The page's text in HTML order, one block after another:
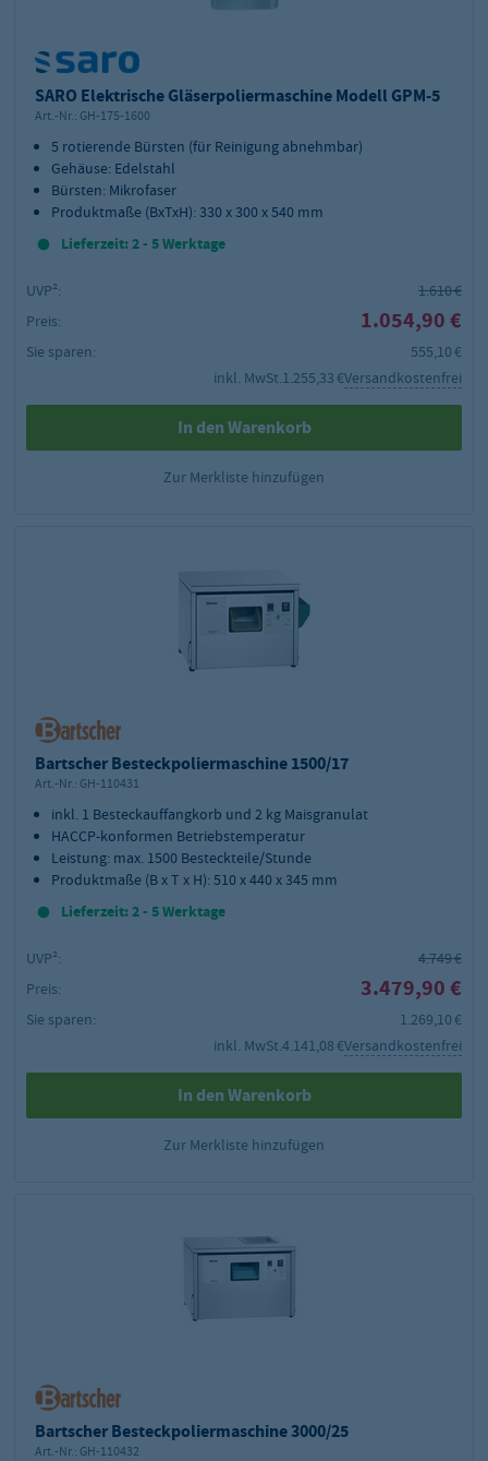
SARO Elektrische Gläserpoliermaschine Modell GPM-5
Art.-Nr.: GH-175-1600
5 rotierende Bürsten (für Reinigung abnehmbar)
Gehäuse: Edelstahl
Bürsten: Mikrofaser
Produktmaße (BxTxH): 330 x 300 x 540 mm
Lieferzeit: 2 - 5 Werktage
UVP²:
1.610 €
Preis:
1.054,90 €
Sie sparen:
555,10 €
inkl. MwSt.1.255,33 €Versandkostenfrei
In den Warenkorb
Zur Merkliste hinzufügen
Bartscher Besteckpoliermaschine 1500/17
Art.-Nr.: GH-110431
inkl. 1 Besteckauffangkorb und 2 kg Maisgranulat
HACCP-konformen Betriebstemperatur
Leistung: max. 1500 Besteckteile/Stunde
Produktmaße (B x T x H): 510 x 440 x 345 mm
Lieferzeit: 2 - 5 Werktage
UVP²:
4.749 €
Preis:
3.479,90 €
Sie sparen:
1.269,10 €
inkl. MwSt.4.141,08 €Versandkostenfrei
In den Warenkorb
Zur Merkliste hinzufügen
Bartscher Besteckpoliermaschine 3000/25
Art.-Nr.: GH-110432